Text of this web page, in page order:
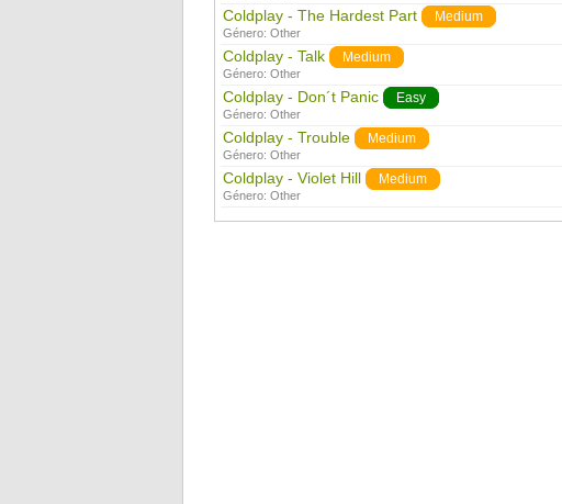
Coldplay - The Hardest Part Medium
Género: Other
Coldplay - Talk Medium
Género: Other
Coldplay - Don´t Panic Easy
Género: Other
Coldplay - Trouble Medium
Género: Other
Coldplay - Violet Hill Medium
Género: Other